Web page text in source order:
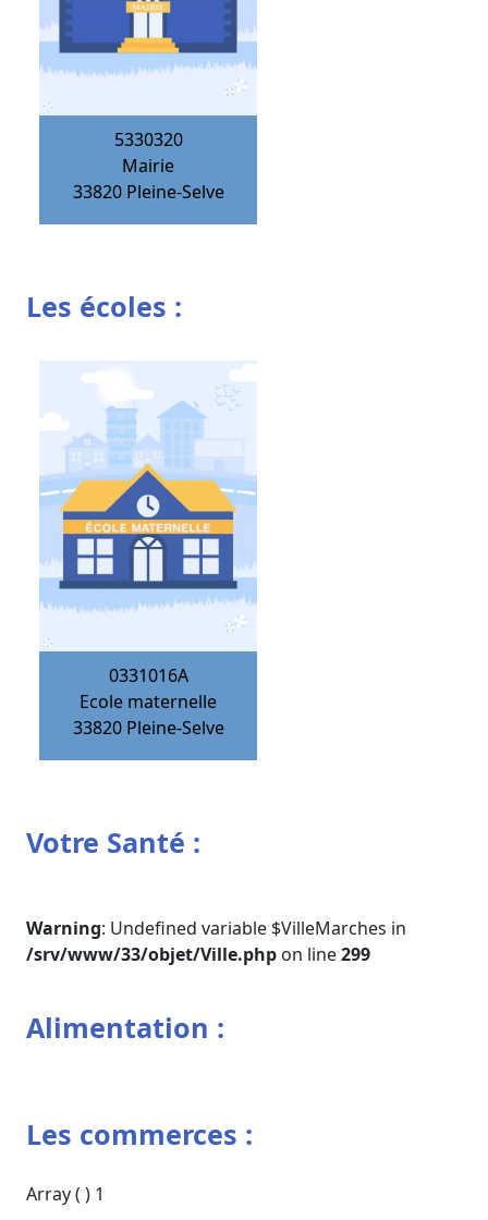
5330320
Mairie
33820 Pleine-Selve
Les écoles :
0331016A
Ecole maternelle
33820 Pleine-Selve
Votre Santé :
Warning: Undefined variable $VilleMarches in
/srv/www/33/objet/Ville.php on line299
Alimentation :
Les commerces :
Array ( ) 1